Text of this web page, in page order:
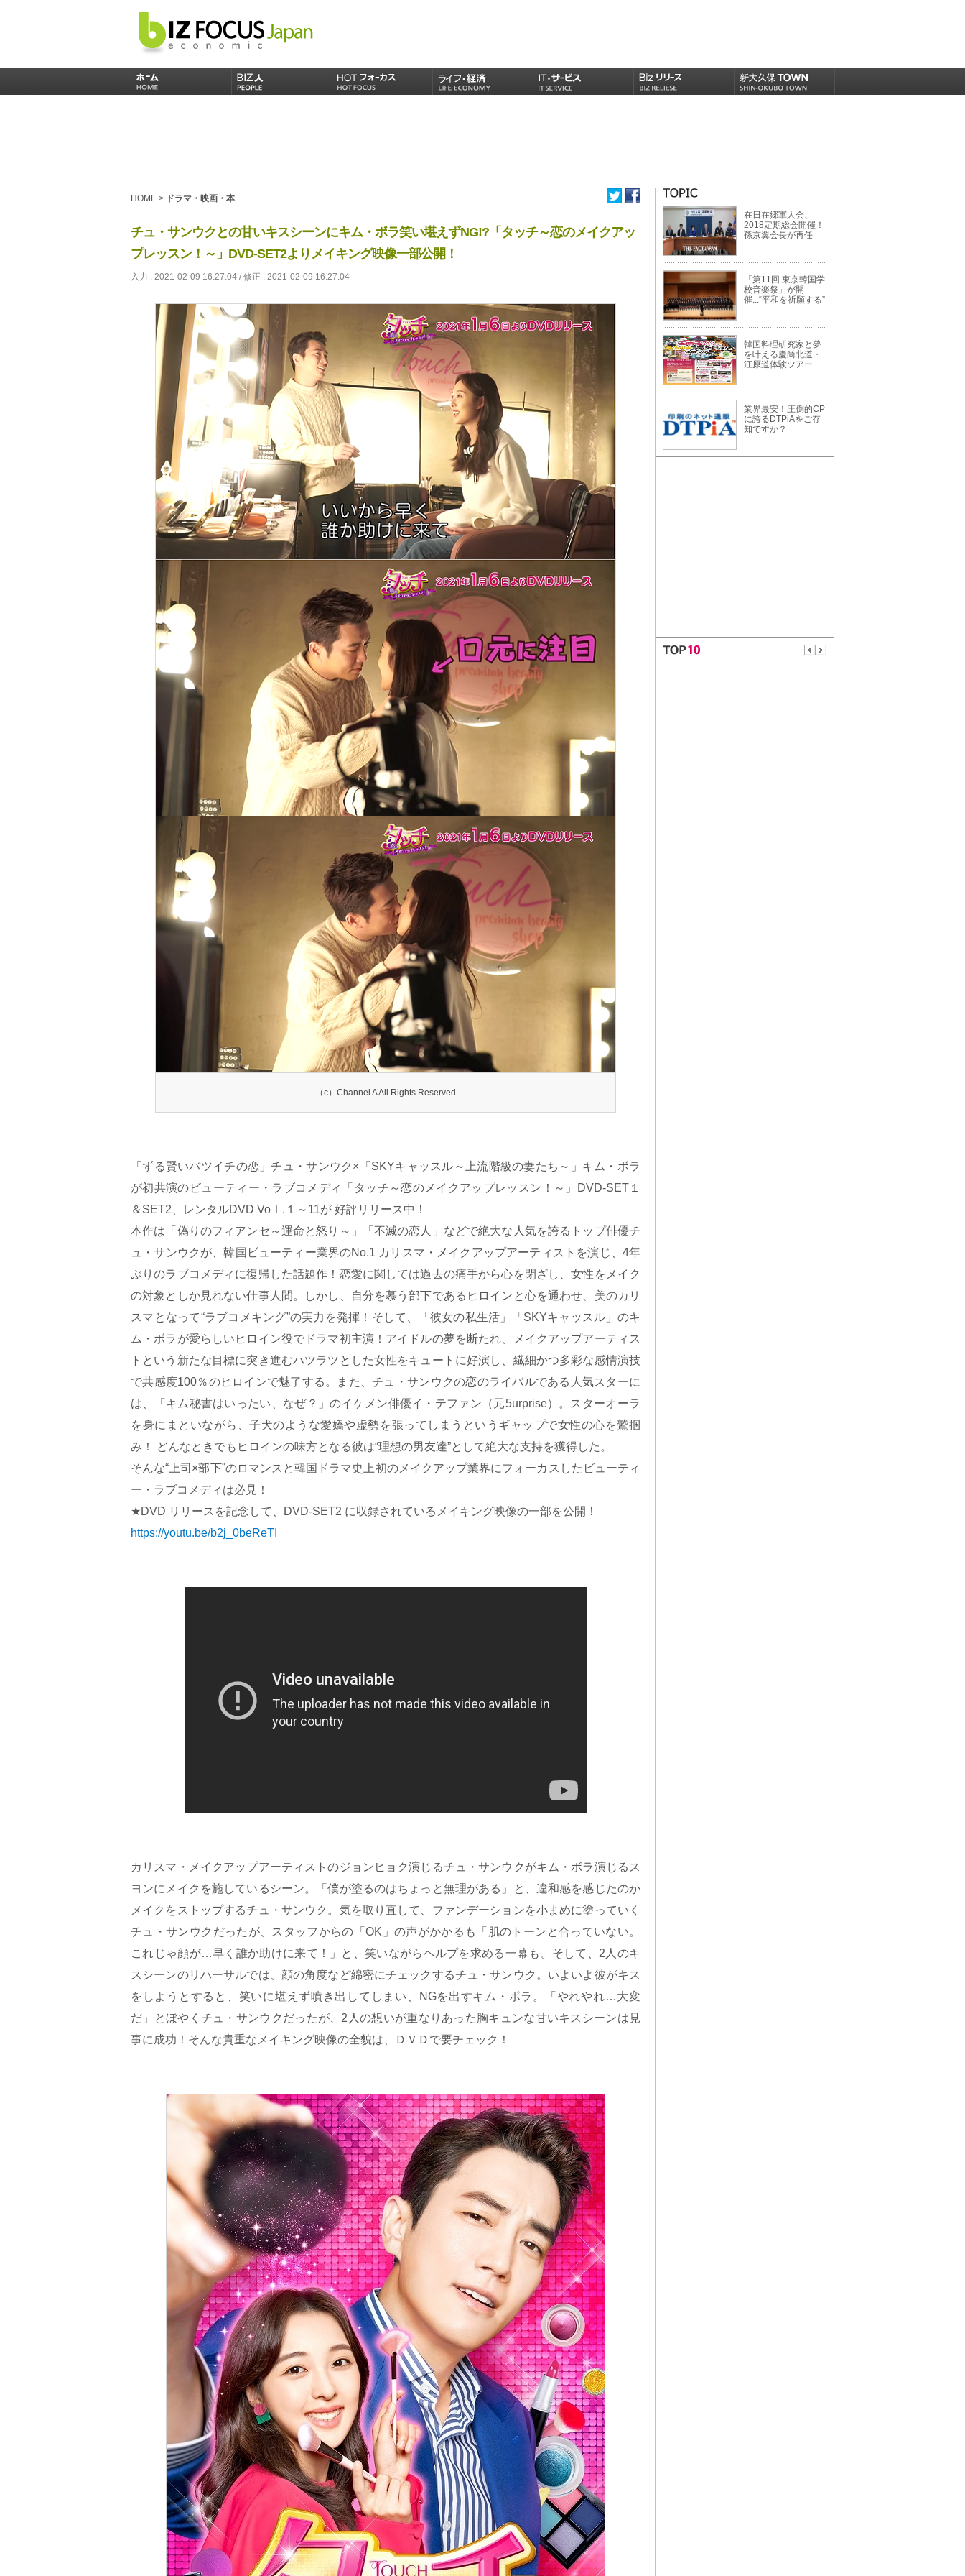
HOME > ドラマ・映画・本
チュ・サンウクとの甘いキスシーンにキム・ボラ笑い堪えずNG!?「タッチ～恋のメイクアッ
プレッスン！～」DVD-SET2よりメイキング映像一部公開！
入力 : 2021-02-09 16:27:04 / 修正 : 2021-02-09 16:27:04
（c）Channel A All Rights Reserved
「ずる賢いバツイチの恋」チュ・サンウク×「SKYキャッスル～上流階級の妻たち～」キム・ボラ
が初共演のビューティー・ラブコメディ「タッチ～恋のメイクアップレッスン！～」DVD-SET１
＆SET2、レンタルDVD Voｌ.１～11が 好評リリース中！
本作は「偽りのフィアンセ～運命と怒り～」「不滅の恋人」などで絶大な人気を誇るトップ俳優チ
ュ・サンウクが、韓国ビューティー業界のNo.1 カリスマ・メイクアップアーティストを演じ、4年
ぶりのラブコメディに復帰した話題作！恋愛に関しては過去の痛手から心を閉ざし、女性をメイク
の対象としか見れない仕事人間。しかし、自分を慕う部下であるヒロインと心を通わせ、美のカリ
スマとなって“ラブコメキング”の実力を発揮！そして、「彼女の私生活」「SKYキャッスル」のキ
ム・ボラが愛らしいヒロイン役でドラマ初主演！アイドルの夢を断たれ、メイクアップアーティス
トという新たな目標に突き進むハツラツとした女性をキュートに好演し、繊細かつ多彩な感情演技
で共感度100％のヒロインで魅了する。また、チュ・サンウクの恋のライバルである人気スターに
は、「キム秘書はいったい、なぜ？」のイケメン俳優イ・テファン（元5urprise）。スターオーラ
を身にまといながら、子犬のような愛嬌や虚勢を張ってしまうというギャップで女性の心を鷲掴
み！ どんなときでもヒロインの味方となる彼は“理想の男友達”として絶大な支持を獲得した。
そんな“上司×部下”のロマンスと韓国ドラマ史上初のメイクアップ業界にフォーカスしたビューティ
ー・ラブコメディは必見！
★DVD リリースを記念して、DVD-SET2 に収録されているメイキング映像の一部を公開！
https://youtu.be/b2j_0beReTI
カリスマ・メイクアップアーティストのジョンヒョク演じるチュ・サンウクがキム・ボラ演じるス
ヨンにメイクを施しているシーン。「僕が塗るのはちょっと無理がある」と、違和感を感じたのか
メイクをストップするチュ・サンウク。気を取り直して、ファンデーションを小まめに塗っていく
チュ・サンウクだったが、スタッフからの「OK」の声がかかるも「肌のトーンと合っていない。
これじゃ顔が…早く誰か助けに来て！」と、笑いながらヘルプを求める一幕も。そして、2人のキ
スシーンのリハーサルでは、顔の角度など綿密にチェックするチュ・サンウク。いよいよ彼がキス
をしようとすると、笑いに堪えず噴き出してしまい、NGを出すキム・ボラ。「やれやれ…大変
だ」とぼやくチュ・サンウクだったが、2人の想いが重なりあった胸キュンな甘いキスシーンは見
事に成功！そんな貴重なメイキング映像の全貌は、ＤＶＤで要チェック！
在日在郷軍人会、
2018定期総会開催！
孫京翼会長が再任
「第11回 東京韓国学
校音楽祭」が開
催...“平和を祈願する”
韓国料理研究家と夢
を叶える慶尚北道・
江原道体験ツアー
業界最安！圧倒的CP
に誇るDTPiAをご存
知ですか？